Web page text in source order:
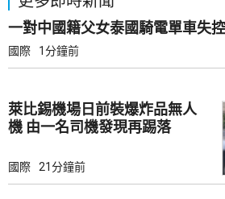
國際 1分鐘前
萊比錫機場日前裝爆炸品無人
機 由一名司機發現再踢落
國際 21分鐘前